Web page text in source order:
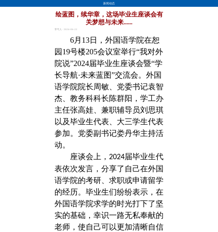
新闻动态
绘蓝图，续华章，这场毕业生座谈会有
关梦想与未来......
李可人 · 2024-06-22
6月13日，外国语学院在恕
园19号楼205会议室举行“我对外
院说”2024届毕业生座谈会暨“学
长导航·未来蓝图”交流会。外国
语学院院长周敏、党委书记袁智
杰、教务科科长陈群阳，学工办
主任张高娃、兼职辅导员刘思琪
以及毕业生代表、大三学生代表
参加。党委副书记娄丹华主持活
动。
座谈会上， 2024届毕业生代
表依次发言，分享了自己在外国
语学院的考研、求职或申请留学
的经历。毕业生们纷纷表示，在
外国语学院求学的时光打下了坚
实的基础，幸识一路无私奉献的
老师，使自己可以更加清晰自信